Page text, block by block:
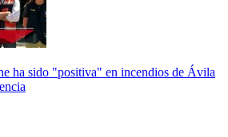
ha sido "positiva" en incendios de Ávila